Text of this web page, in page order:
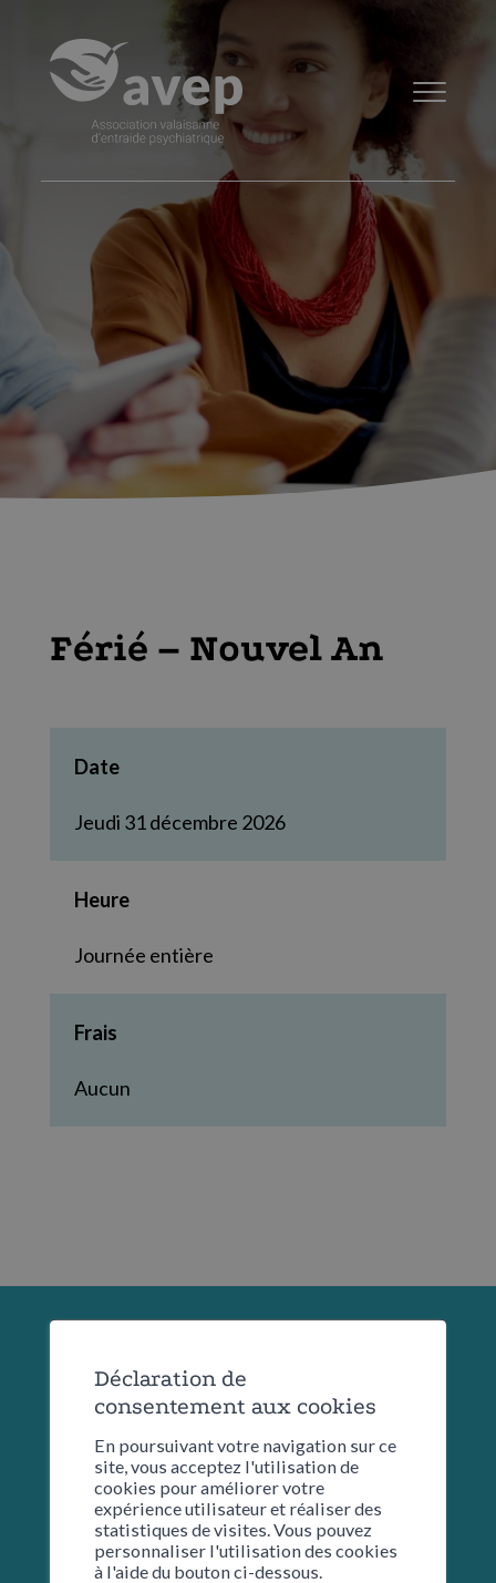
Férié – Nouvel An
Date
Jeudi 31 décembre 2026
Heure
Journée entière
Frais
Aucun
Restons en contact
Déclaration de
consentement aux cookies
En poursuivant votre navigation sur ce
site, vous acceptez l'utilisation de
cookies pour améliorer votre
expérience utilisateur et réaliser des
statistiques de visites. Vous pouvez
personnaliser l'utilisation des cookies
à l'aide du bouton ci-dessous.